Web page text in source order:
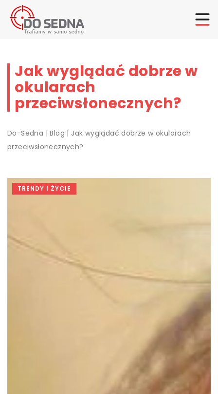
Jak wyglądać dobrze w
okularach
przeciwsłonecznych?
Do-Sedna |Blog | Jak wyglądać dobrze w okularach
przeciwsłonecznych?
TRENDY I ŻYCIE